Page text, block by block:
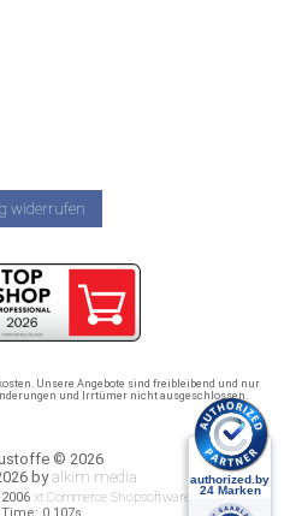
widerrufen
Unsere Angebote sind freibleibend und nur
und Irrtümer nicht ausgeschlossen.
© 2026
byalkim media
xt:Commerce Shopsoftware